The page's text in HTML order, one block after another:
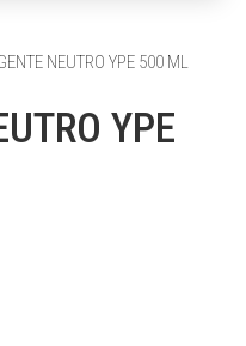
NEUTRO YPE 500 ML
YPE